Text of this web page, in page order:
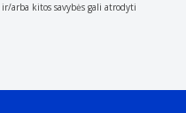
arba kitos savybės gali atrodyti